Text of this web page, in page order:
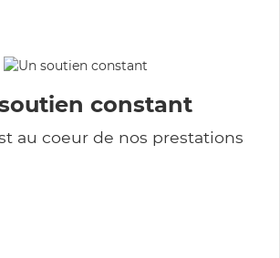
constant
au coeur de nos prestations